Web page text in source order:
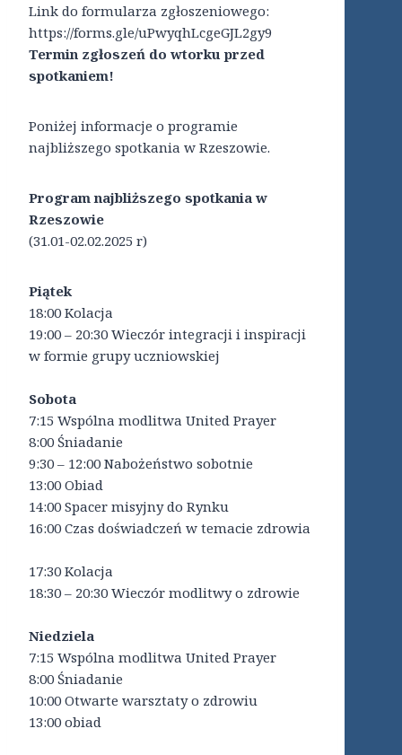
Link do formularza zgłoszeniowego:
https://forms.gle/uPwyqhLcgeGJL2gy9
Termin zgłoszeń do wtorku przed
spotkaniem!
Poniżej informacje o programie
najbliższego spotkania w Rzeszowie.
Program najbliższego spotkania w
Rzeszowie
(31.01-02.02.2025 r)
Piątek
18:00 Kolacja
19:00 – 20:30 Wieczór integracji i inspiracji
w formie grupy uczniowskiej
Sobota
7:15 Wspólna modlitwa United Prayer
8:00 Śniadanie
9:30 – 12:00 Nabożeństwo sobotnie
13:00 Obiad
14:00 Spacer misyjny do Rynku
16:00 Czas doświadczeń w temacie zdrowia
17:30 Kolacja
18:30 – 20:30 Wieczór modlitwy o zdrowie
Niedziela
7:15 Wspólna modlitwa United Prayer
8:00 Śniadanie
10:00 Otwarte warsztaty o zdrowiu
13:00 obiad